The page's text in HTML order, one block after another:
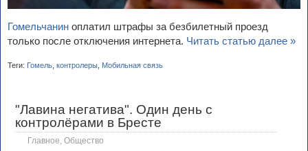
Гомельчанин оплатил штрафы за безбилетный проезд
только после отключения интернета. Читать статью далее »
Теги: Гомель контролеры Мобильная связь
"Лавина негатива". Один день с
контролёрами в Бресте
Главное Общество